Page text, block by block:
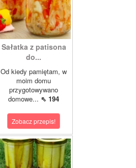
Sałatka z patisona
do...
Od kiedy pamiętam, w
moim domu
przygotowywano
domowe... ⇖ 194
Zobacz przepis!